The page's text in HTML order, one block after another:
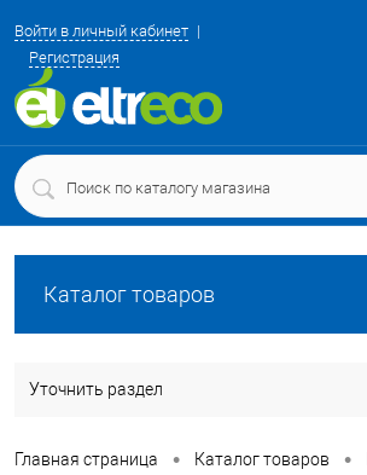
Войти в личный кабинет
Регистрация
Каталог товаров
Уточнить раздел
Главная страница • Каталог товаров •